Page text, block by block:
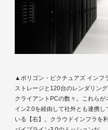
▲ポリゴン・ピクチュアズ インフ
ストレージと120台のレンダリン
クライアントPCの数々。これら
イン2.0を経由して社外とも連携
いる【右】。クラウドインフラを